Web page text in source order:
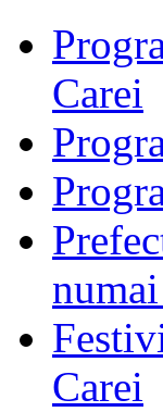
Carei
Carei